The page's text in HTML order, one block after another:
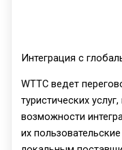
Интеграция с
WTTC ведет
туристических
возможности
их